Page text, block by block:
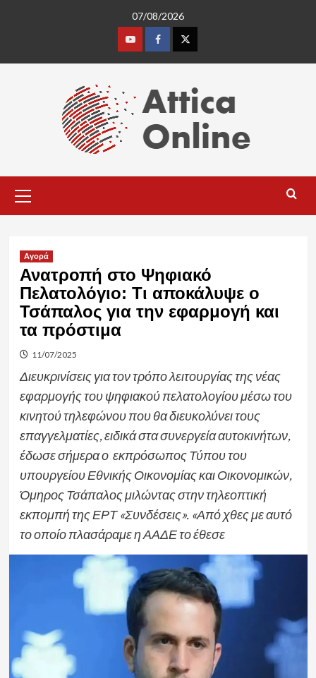
07/08/2026
YoutubeFacebookTwitter
Menu
Αγορά
Ανατροπή στο Ψηφιακό
Πελατολόγιο: Τι αποκάλυψε ο
Τσάπαλος για την εφαρμογή και
τα πρόστιμα
11/07/2025
Διευκρινίσεις για τον τρόπο λειτουργίας της νέας
εφαρμογής του ψηφιακού πελατολογίου μέσω του
κινητού τηλεφώνου που θα διευκολύνει τους
επαγγελματίες, ειδικά στα συνεργεία αυτοκινήτων,
έδωσε σήμερα ο εκπρόσωπος Τύπου του
υπουργείου Εθνικής Οικονομίας και Οικονομικών,
Όμηρος Τσάπαλος μιλώντας στην τηλεοπτική
εκπομπή της ΕΡΤ «Συνδέσεις». «Από χθες με αυτό
το οποίο πλασάραμε η ΑΑΔΕ το έθεσε